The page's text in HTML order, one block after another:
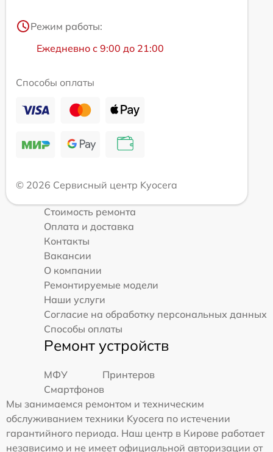
Режим работы:
Ежедневно с 9:00 до 21:00
Способы оплаты
© 2026 Сервисный центр Kyocera
Стоимость ремонта
Оплата и доставка
Контакты
Вакансии
О компании
Ремонтируемые модели
Наши услуги
Согласие на обработку персональных данных
Способы оплаты
Ремонт устройств
МФУ
Принтеров
Смартфонов
Мы занимаемся ремонтом и техническим
обслуживанием техники Kyocera по истечении
гарантийного периода. Наш центр в Кирове работает
независимо и не имеет официальной авторизации от